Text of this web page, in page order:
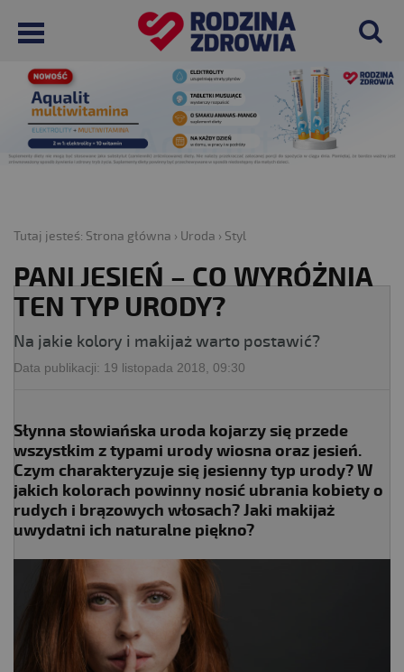
Tutaj jesteś: Strona główna › Uroda › Styl
PANI JESIEŃ – CO WYRÓŻNIA
TEN TYP URODY?
Na jakie kolory i makijaż warto postawić?
Data publikacji: 19 listopada 2018, 09:30
Słynna słowiańska uroda kojarzy się przede
wszystkim z typami urody wiosna oraz jesień.
Czym charakteryzuje się jesienny typ urody? W
jakich kolorach powinny nosić ubrania kobiety o
rudych i brązowych włosach? Jaki makijaż
uwydatni ich naturalne piękno?